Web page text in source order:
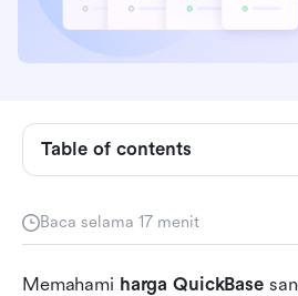
Baca selama 17 menit
Memahami harga QuickBase
Table of contents
Gambaran harga Quickbase
Quickbase
sepadan?
alternatif Quickbase